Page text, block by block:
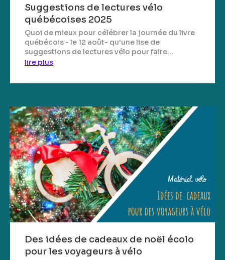
Suggestions de lectures vélo
québécoises 2025
Quoi de mieux pour célébrer la journée du livre
québécois - le 12 août- qu'une lise de
suggestions de lectures vélo pour faire...
lire plus
Des idées de cadeaux de noël écolo
pour les voyageurs à vélo